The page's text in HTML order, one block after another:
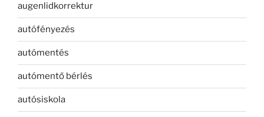
augenlidkorrektur
autófényezés
autómentés
autómentő bérlés
autósiskola